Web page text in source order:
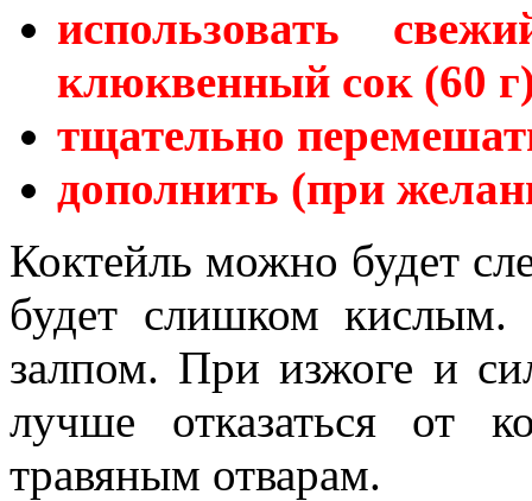
использовать
клюквенный сок (60
тщательно
дополнить (при
Коктейль можно будет
будет слишком кислым.
залпом. При изжоге и
лучше отказаться от
травяным отварам.